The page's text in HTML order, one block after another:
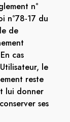
n°
n°78-17 du
de
cas
le
reste
lui donner
ses